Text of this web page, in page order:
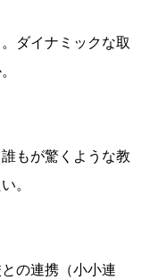
ダイナミックな取
もが驚くような教
。
の連携（小小連